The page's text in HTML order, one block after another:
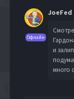
Офлайн
JoeFed
и
много